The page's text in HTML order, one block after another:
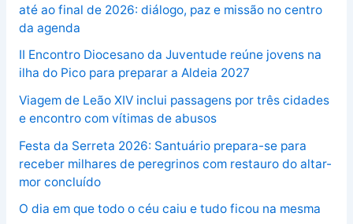
até ao final de 2026: diálogo, paz e missão no centro
da agenda
II Encontro Diocesano da Juventude reúne jovens na
ilha do Pico para preparar a Aldeia 2027
Viagem de Leão XIV inclui passagens por três cidades
e encontro com vítimas de abusos
Festa da Serreta 2026: Santuário prepara-se para
receber milhares de peregrinos com restauro do altar-
mor concluído
O dia em que todo o céu caiu e tudo ficou na mesma